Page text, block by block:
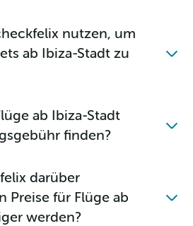
nutzen, um
ab Ibiza-Stadt zu
ab Ibiza-Stadt
finden?
darüber
Preise für Flüge ab
werden?